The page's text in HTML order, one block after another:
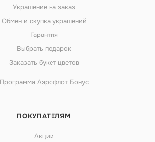
Украшение на заказ
Обмен и скупка украшений
Гарантия
Выбрать подарок
Заказать букет цветов
Программа Аэрофлот Бонус
ПОКУПАТЕЛЯМ
Акции